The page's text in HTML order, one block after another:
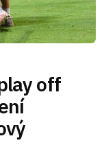
off